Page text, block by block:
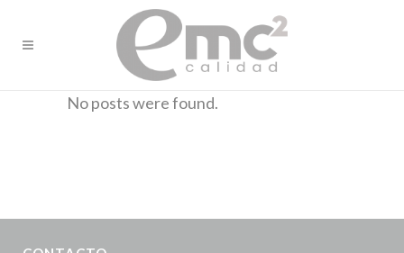
No posts were found.